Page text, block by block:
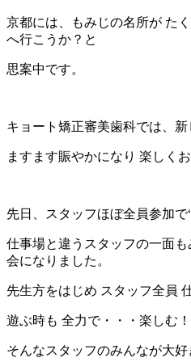
京都には、もみじの名所が た
へ行こうか？と
思案中です。
キョート矯正審美歯科では、
ますます賑やかになり 楽しく
先日、スタッフほぼ全員参加で
仕事場と違うスタッフの一面
会になりました。
先生方をはじめ スタッフ全員
遊ぶ時も 全力で・・・楽しむ！
そんなスタッフのみんなが大好